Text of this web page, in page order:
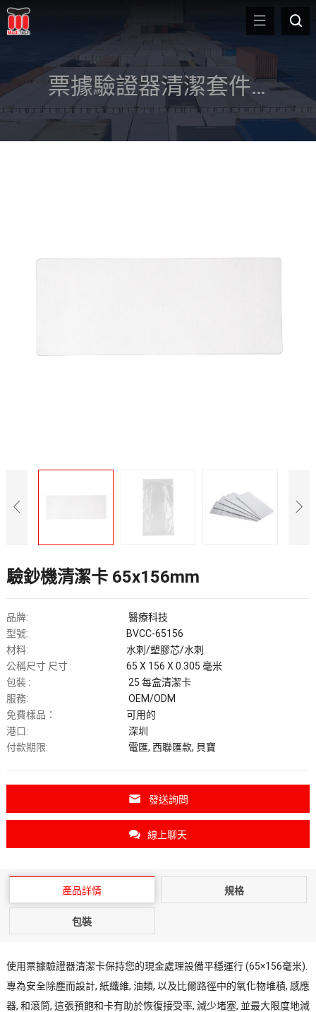
票據驗證器清潔套件
/ 清
驗鈔機清潔卡 65x156mm
品牌:
醫療科技
型號:
BVCC-65156
材料:
水刺/塑膠芯/水刺
公稱尺寸 尺寸 :
65 X 156 X 0.305 毫米
包裝 :
25 每盒清潔卡
服務:
OEM/ODM
免費樣品：
可用的
港口:
深圳
付款期限:
電匯, 西聯匯款, 貝寶
發送詢問
線上聊天
產品詳情 規格
包裝
使用票據驗證器清潔卡保持您的現金處理設備平穩運行 (65×156毫米).
專為安全除塵而設計, 紙纖維, 油類, 以及比爾路徑中的氧化物堆積, 感應
器, 和滾筒, 這張預飽和卡有助於恢復接受率, 減少堵塞, 並最大限度地減